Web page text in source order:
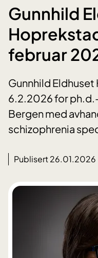
Gunnhild
februar
Gunnhild
6.2.2026 for
Bergen med
schizophrenia
Publisert 26.01.2026